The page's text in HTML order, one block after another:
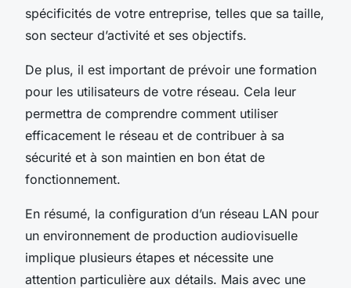
spécificités de votre entreprise, telles que sa taille,
son secteur d’activité et ses objectifs.
De plus, il est important de prévoir une formation
pour les utilisateurs de votre réseau. Cela leur
permettra de comprendre comment utiliser
efficacement le réseau et de contribuer à sa
sécurité et à son maintien en bon état de
fonctionnement.
En résumé, la configuration d’un réseau LAN pour
un environnement de production audiovisuelle
implique plusieurs étapes et nécessite une
attention particulière aux détails. Mais avec une